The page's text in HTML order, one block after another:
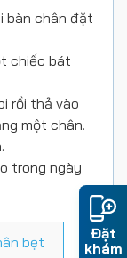
bàn chân đặt
chiếc bát
rồi thả vào
một chân.
trong ngày
bẹt
Đặt
khám